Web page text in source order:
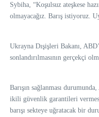
Sybiha, “Koşulsuz ateşkese
olmayacağız. Barış istiyoruz.
Ukrayna Dışişleri Bakanı,
sonlandırılmasının gerçekçi
Barışın sağlanması
ikili güvenlik garantileri
barışı sekteye uğratacak bir